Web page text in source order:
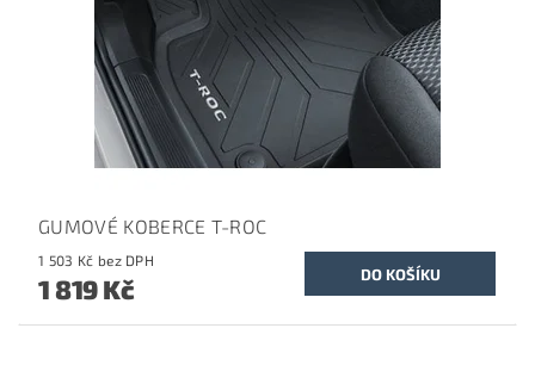
GUMOVÉ KOBERCE T-ROC
1 503 Kč bez DPH
1 819 Kč